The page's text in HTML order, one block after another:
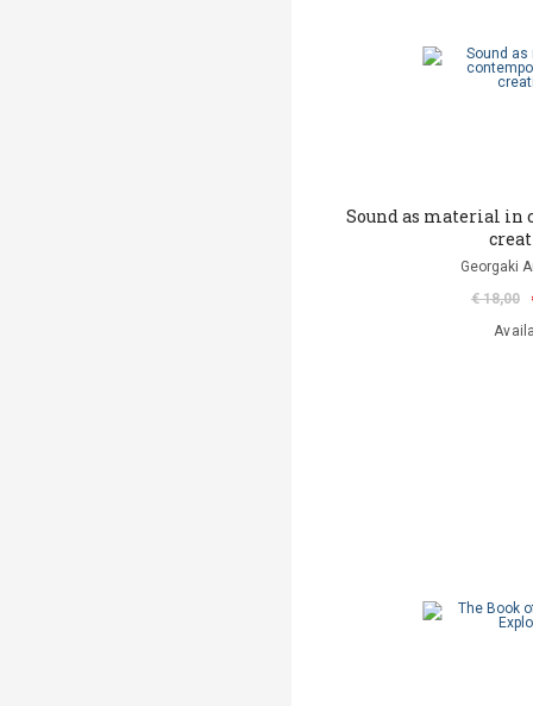
Sound as material in
Georgaki
€ 18,00